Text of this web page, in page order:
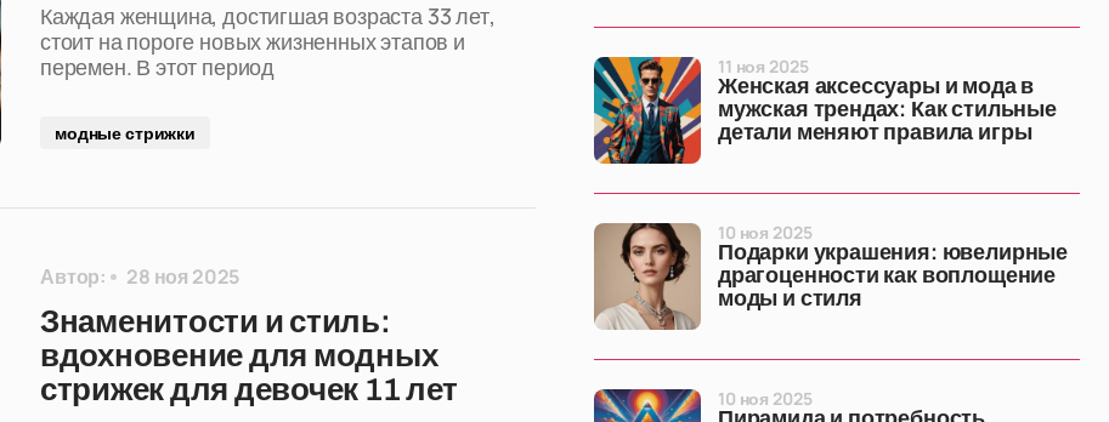
Каждая женщина, достигшая возраста 33 лет,
стоит на пороге новых жизненных этапов и
перемен. В этот период
модные стрижки
Автор: 28 ноя 2025
Знаменитости и стиль:
вдохновение для модных
стрижек для девочек 11 лет
Женская аксессуары и мода в
мужская трендах: Как стильные
детали меняют правила игры
11 ноя 2025
Подарки украшения: ювелирные
драгоценности как воплощение
моды и стиля
10 ноя 2025
10 ноя 2025